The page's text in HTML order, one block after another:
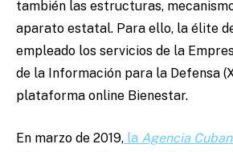
también las estructuras,
aparato estatal. Para ello, la élite
empleado los servicios de la
de la Información para la Defensa
plataforma online Bienestar.
En marzo de 2019, la Agencia